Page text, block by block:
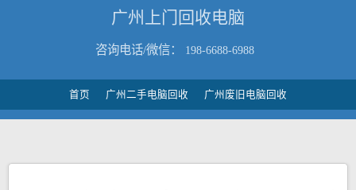
广州上门回收电脑
咨询电话/微信： 198-6688-6988
首页 广州二手电脑回收 广州废旧电脑回收